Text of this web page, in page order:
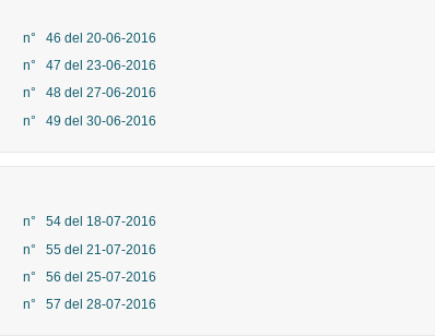
n° 46 del 20-06-2016
n° 47 del 23-06-2016
n° 48 del 27-06-2016
n° 49 del 30-06-2016
n° 54 del 18-07-2016
n° 55 del 21-07-2016
n° 56 del 25-07-2016
n° 57 del 28-07-2016